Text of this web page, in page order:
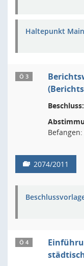
Haltepunkt
Ö 3
Beschluss:
Befangen:
2074/2011
Ö 4